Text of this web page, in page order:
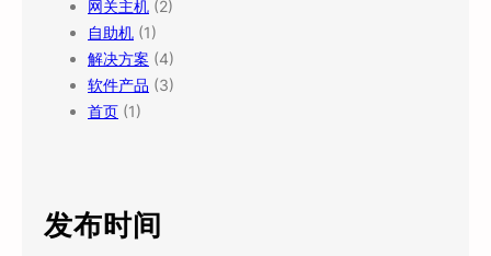
网关主机 (2)
自助机 (1)
解决方案 (4)
软件产品 (3)
首页 (1)
发布时间